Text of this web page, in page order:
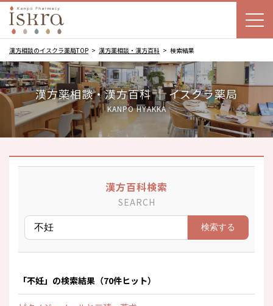
漢方相談のイスクラ薬局TOP 漢方薬相談・漢方百科 検索結果
漢方薬相談・漢方百科 ｜ イスクラ薬局
KANPO HYAKKA
漢方百科検索
SEARCH
「不妊」の検索結果（70件ヒット）